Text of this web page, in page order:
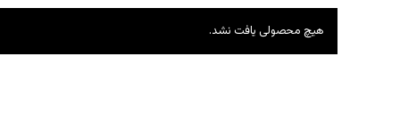
هیچ محصولی یافت نشد.